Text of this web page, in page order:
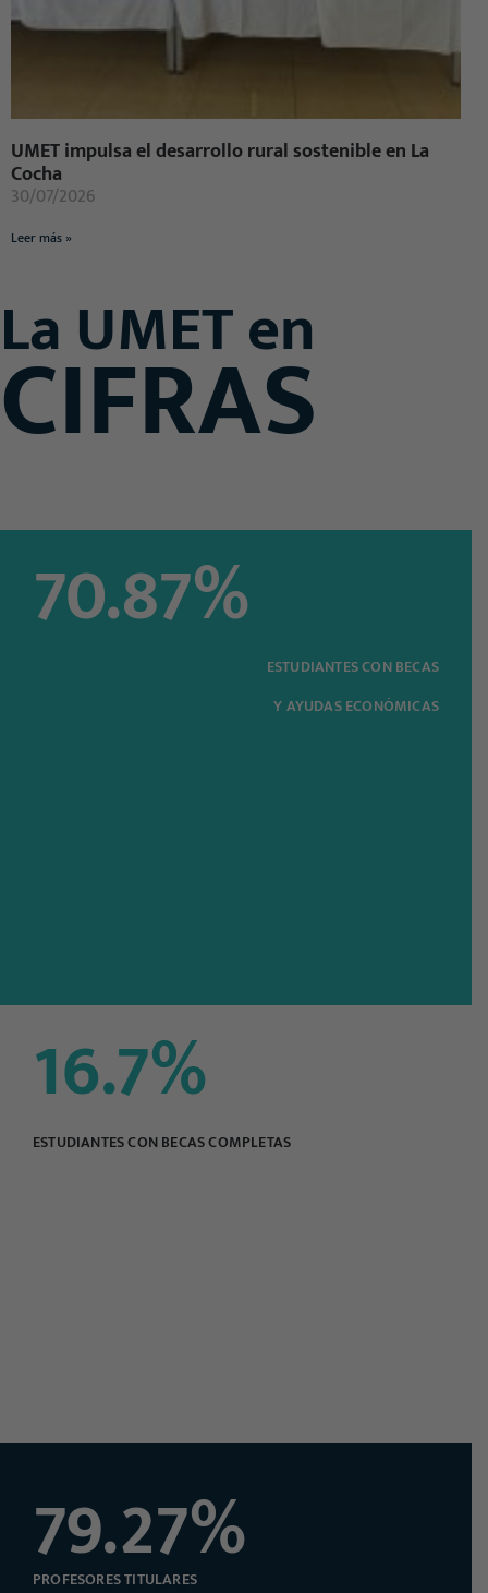
UMET impulsa el desarrollo rural sostenible en La
Cocha
30/07/2026
Leer más »
La UMET en
CIFRAS
70.87%
ESTUDIANTES CON BECAS
Y AYUDAS ECONÓMICAS
16.7%
ESTUDIANTES CON BECAS COMPLETAS
79.27%
PROFESORES TITULARES